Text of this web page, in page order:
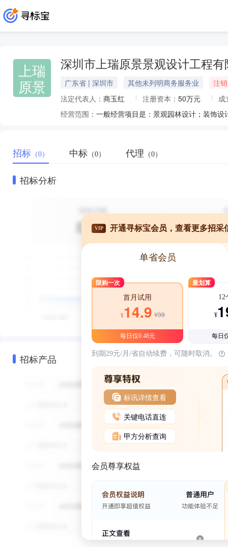
上瑞
原景
深圳市上瑞原景景观设计工程有
广东省 | 深圳市 其他未列明商务服务业
注销
法定代表人： 商玉红 注册资本： 50万元
成
经营范围： 一般经营项目是：景观园林设计；装饰
招标 （0） 中标 （0） 代理 （0）
招标分析
招标产品
VIP 开通寻标宝会员，查看更多招采
单省会员
限购一次
首月试用
¥14.9 ¥39
每日仅0.48元
最划算
12
¥
每日
到期29元/月/省自动续费，可随时取消。
标讯详情查看
关键电话直连
甲方分析查询
会员尊享权益